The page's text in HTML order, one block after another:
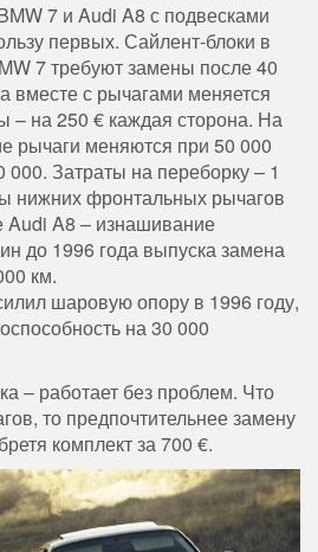
7 и Audi A8 с подвесками
первых. Сайлент-блоки в
7 требуют замены после 40
вместе с рычагами меняется
– на 250 € каждая сторона. На
рычаги меняются при 50 000
000. Затраты на переборку – 1
нижних фронтальных рычагов
Audi A8 – изнашивание
до 1996 года выпуска замена
км.
шаровую опору в 1996 году,
на 30 000
– работает без проблем. Что
то предпочтительнее замену
комплект за 700 €.